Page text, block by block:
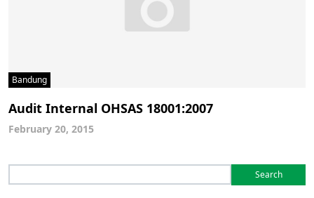
Bandung
Audit Internal OHSAS 18001:2007
February 20, 2015
for: